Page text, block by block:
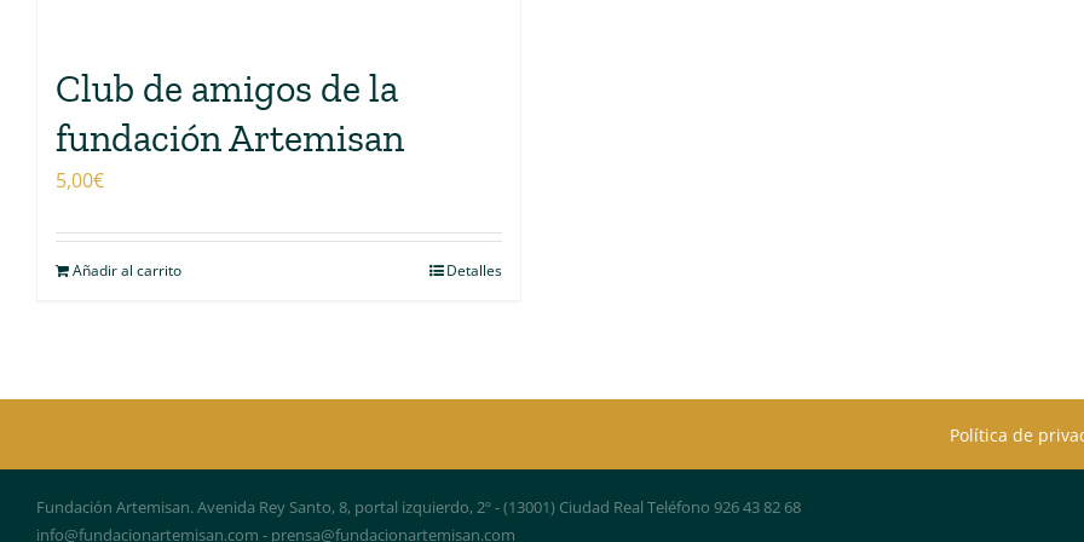
Club de amigos de la
fundación Artemisan
5,00€
Añadir al carrito Detalles
Política de
Fundación Artemisan. Avenida Rey Santo, 8, portal izquierdo, 2º - (13001) Ciudad Real Teléfono 926 43 82 68
info@fundacionartemisan.com - prensa@fundacionartemisan.com